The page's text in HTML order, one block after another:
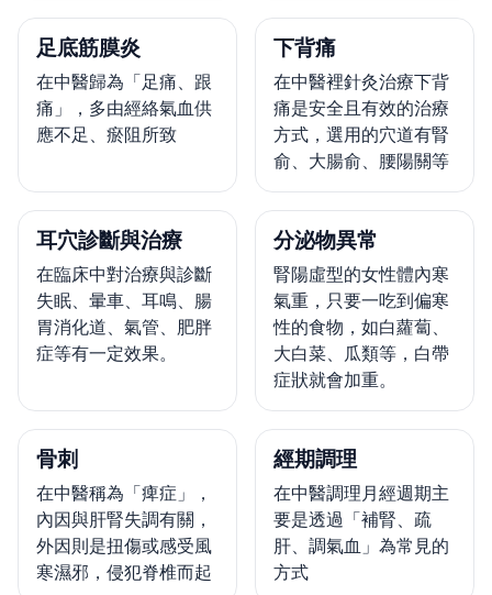
足底筋膜炎
在中醫歸為「足痛、跟
痛」，多由經絡氣血供
應不足、瘀阻所致
下背痛
在中醫裡針灸治療下背
痛是安全且有效的治療
方式，選用的穴道有腎
俞、大腸俞、腰陽關等
耳穴診斷與治療
在臨床中對治療與診斷
失眠、暈車、耳鳴、腸
胃消化道、氣管、肥胖
症等有一定效果。
分泌物異常
腎陽虛型的女性體內寒
氣重，只要一吃到偏寒
性的食物，如白蘿蔔、
大白菜、瓜類等，白帶
症狀就會加重。
骨刺
在中醫稱為「痺症」，
內因與肝腎失調有關，
外因則是扭傷或感受風
寒濕邪，侵犯脊椎而起
經期調理
在中醫調理月經週期主
要是透過「補腎、疏
肝、調氣血」為常見的
方式